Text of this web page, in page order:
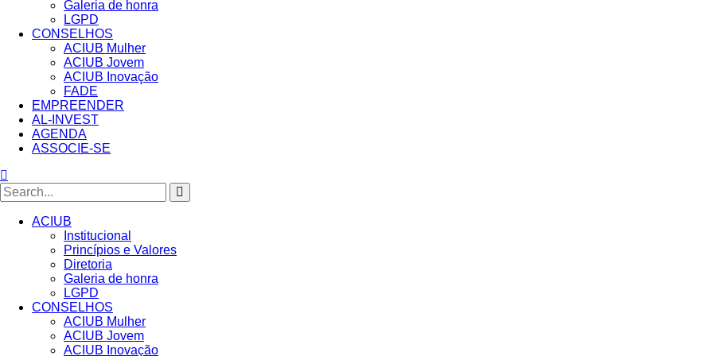
Galeria de honra
LGPD
CONSELHOS
ACIUB Mulher
ACIUB Jovem
ACIUB Inovação
FADE
EMPREENDER
AL-INVEST
AGENDA
ASSOCIE-SE
ACIUB
Institucional
Princípios e Valores​
Diretoria
Galeria de honra
LGPD
CONSELHOS
ACIUB Mulher
ACIUB Jovem
ACIUB Inovação